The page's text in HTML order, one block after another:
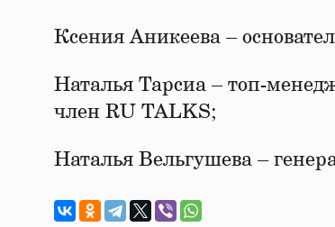
Ксения Аникеева –
Наталья Тарсиа – топ-
член RU TALKS;
Наталья Вельгушева –